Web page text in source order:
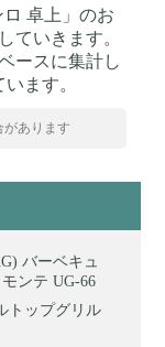
卓上」のお
ていきます。
ースに集計し
ます。
あります
バーベキュ
ンテ UG-66
トップグリル